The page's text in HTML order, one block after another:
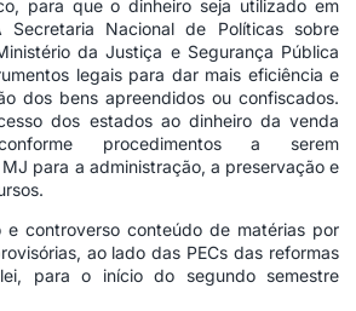
para que o dinheiro seja utilizado em
Secretaria Nacional de Políticas sobre
da Justiça e Segurança Pública
legais para dar mais eficiência e
dos bens apreendidos ou confiscados.
dos estados ao dinheiro da venda
procedimentos a serem
para a administração, a preservação e
e controverso conteúdo de matérias por
ao lado das PECs das reformas
para o início do segundo semestre